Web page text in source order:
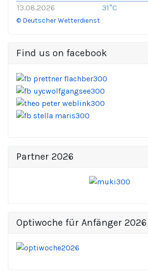
13.08.2026
31°C
© Deutscher Wetterdienst
Find us on facebook
Partner 2026
Optiwoche für Anfänger 2026